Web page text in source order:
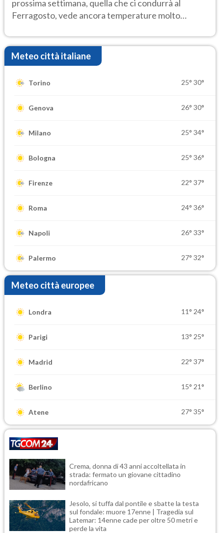
prossima settimana, quella che ci condurrà al
Ferragosto, vede ancora temperature molto
Meteo città italiane
Torino 25° 30°
Genova 26° 30°
Milano 25° 34°
Bologna 25° 36°
Firenze 22° 37°
Roma 24° 36°
Napoli 26° 33°
Palermo 27° 32°
Meteo città europee
Londra 11° 24°
Parigi 13° 25°
Madrid 22° 37°
Berlino 15° 21°
Atene 27° 35°
Crema, donna di 43 anni accoltellata in
strada: fermato un giovane cittadino
nordafricano
Jesolo, si tuffa dal pontile e sbatte la testa
sul fondale: muore 17enne | Tragedia sul
Latemar: 14enne cade per oltre 50 metri e
perde la vita